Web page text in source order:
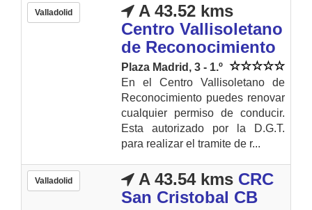
Valladolid
A 43.52 kms
Centro Vallisoletano
de Reconocimiento
Plaza Madrid, 3 - 1.º
En el Centro Vallisoletano de
Reconocimiento puedes renovar
cualquier permiso de conducir.
Esta autorizado por la D.G.T.
para realizar el tramite de r...
Valladolid A 43.54 kms CRC
San Cristobal CB